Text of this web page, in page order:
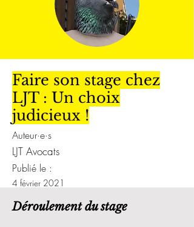
Faire son stage chez
LJT : Un choix
judicieux !
Auteur·e·s
LJT Avocats
Publié le :
4 février 2021
Déroulement du stage